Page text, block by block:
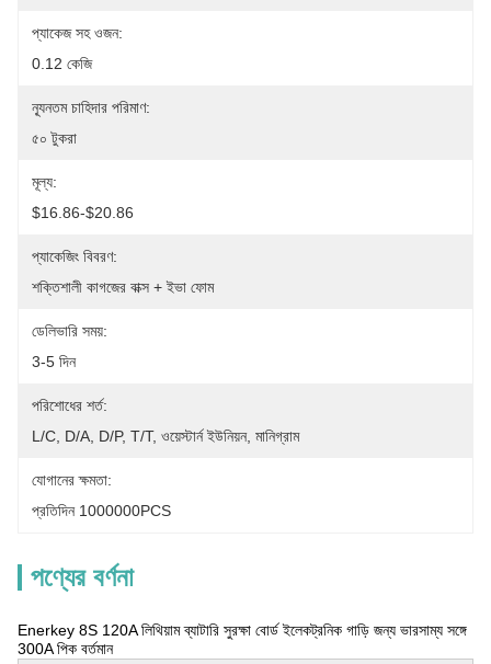
প্যাকেজ সহ ওজন:
0.12 কেজি
ন্যূনতম চাহিদার পরিমাণ:
৫০ টুকরা
মূল্য:
$16.86-$20.86
প্যাকেজিং বিবরণ:
শক্তিশালী কাগজের বাক্স + ইভা ফোম
ডেলিভারি সময়:
3-5 দিন
পরিশোধের শর্ত:
L/C, D/A, D/P, T/T, ওয়েস্টার্ন ইউনিয়ন, মানিগ্রাম
যোগানের ক্ষমতা:
প্রতিদিন 1000000PCS
পণ্যের বর্ণনা
Enerkey 8S 120A লিথিয়াম ব্যাটারি সুরক্ষা বোর্ড ইলেকট্রনিক গাড়ি জন্য ভারসাম্য সঙ্গে
300A পিক বর্তমান